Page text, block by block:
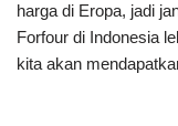
harga di Eropa, jadi
Forfour di Indonesia
kita akan